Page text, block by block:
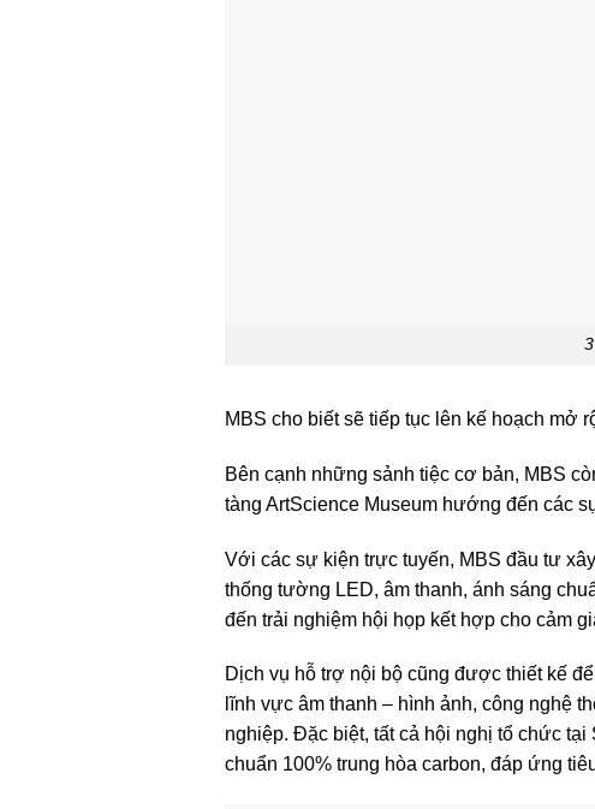
MBS cho biết sẽ tiếp tục lên kế hoạch mở
Bên cạnh những sảnh tiệc cơ bản, MBS
tàng ArtScience Museum hướng đến các
Với các sự kiện trực tuyến, MBS đầu tư
thống tường LED, âm thanh, ánh sáng
đến trải nghiệm hội họp kết hợp cho cảm
Dịch vụ hỗ trợ nội bộ cũng được thiết kế
lĩnh vực âm thanh – hình ảnh, công nghệ
nghiệp. Đặc biệt, tất cả hội nghị tổ chức
chuẩn 100% trung hòa carbon, đáp ứng